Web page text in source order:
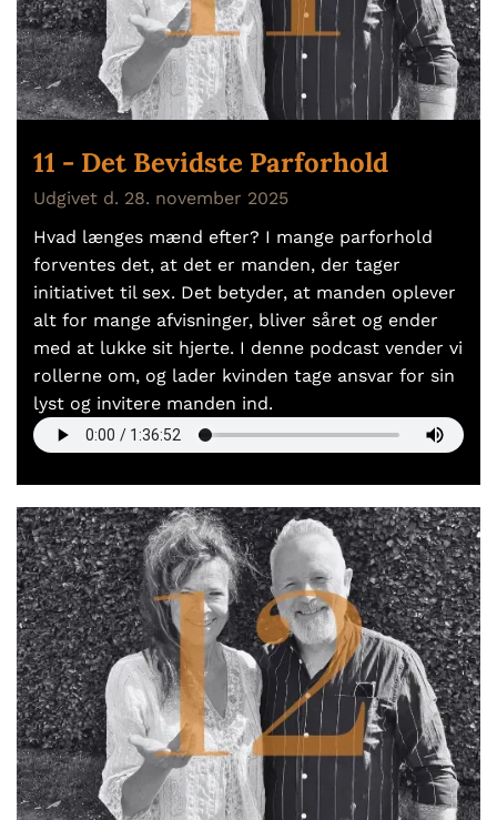
11 - Det Bevidste Parforhold
Udgivet d. 28. november 2025
Hvad længes mænd efter? I mange parforhold
forventes det, at det er manden, der tager
initiativet til sex. Det betyder, at manden oplever
alt for mange afvisninger, bliver såret og ender
med at lukke sit hjerte. I denne podcast vender vi
rollerne om, og lader kvinden tage ansvar for sin
lyst og invitere manden ind.